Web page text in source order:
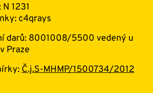
1231
c4qrays
darů: 8001008/5500 vedený u
Praze
Č.j.S-MHMP/1500734/2012